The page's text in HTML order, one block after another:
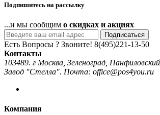
Подпишитесь на рассылку
...и мы сообщим о скидках и акциях
Подписаться
Есть Вопросы ? Звоните! 8(495)221-13-50
Контакты
103489. г Москва, Зеленоград,
Завод "Стелла". Почта: office@pos4you.ru
Компания